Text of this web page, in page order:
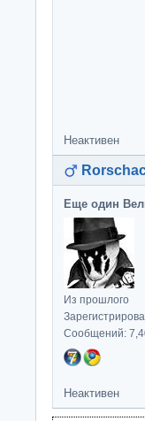
Неактивен
Еще один
Из прошлого
Сообщений:
Неактивен